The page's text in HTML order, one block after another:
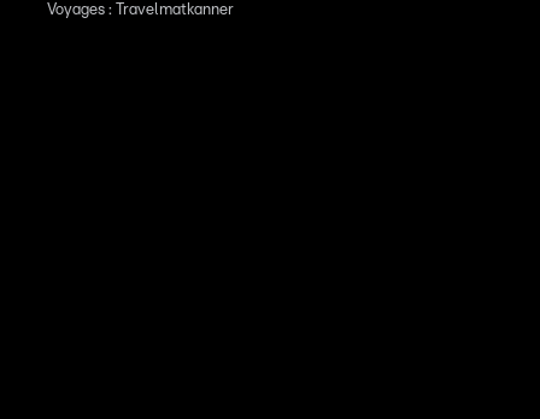
Voyages : Travelmatkanner